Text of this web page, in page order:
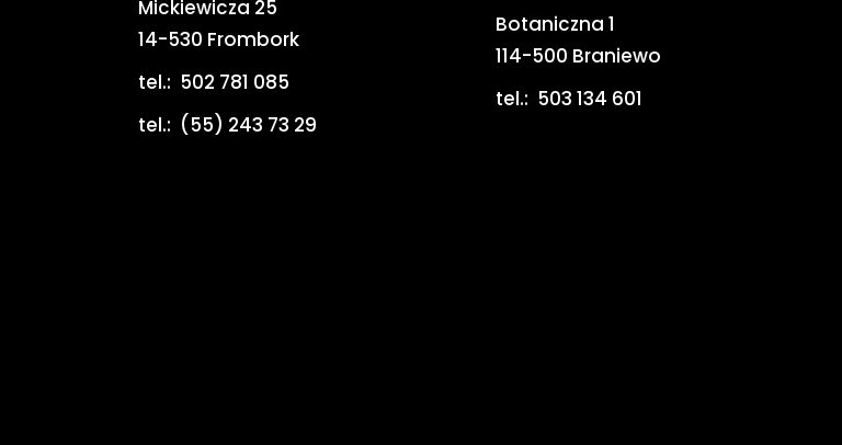
Mickiewicza 25
14-530 Frombork
tel.: 502 781 085
tel.: (55) 243 73 29
Botaniczna 1
114-500 Braniewo
tel.: 503 134 601